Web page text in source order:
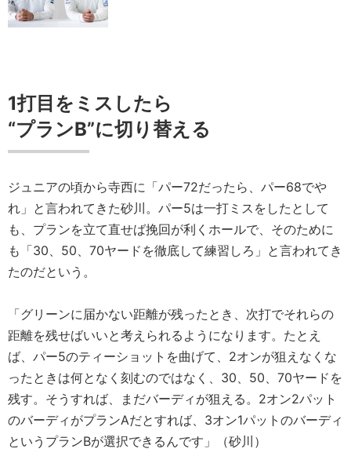
1打目をミスしたら
“プランB”に切り替える
ジュニアの頃から寺西に「パー72だったら、パー68でや
れ」と言われてきた砂川。パー5は一打ミスをしたとして
も、プランを立て直せば挽回が利くホールで、そのために
も「30、50、70ヤードを徹底して練習しろ」と言われてき
たのだという。
「グリーンに届かない距離が残ったとき、次打でそれらの
距離を残せばいいと考えられるようになります。たとえ
ば、パー5のティーショットを曲げて、2オンが狙えなくな
ったときは何となく刻むのではなく、30、50、70ヤードを
残す。そうすれば、まだバーディが狙える。2オン2パット
のバーディがプランAだとすれば、3オン1パットのバーディ
というプランBが選択できるんです」（砂川）